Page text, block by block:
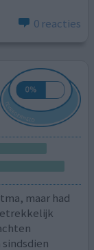
0 reacties
maar had